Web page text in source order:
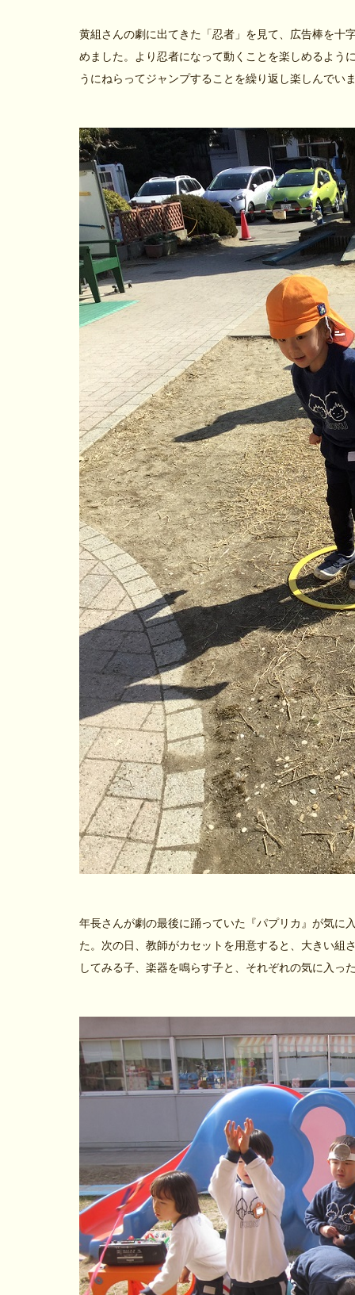
黄組さんの劇に出てきた「忍者」を見て、広告棒を十
めました。より忍者になって動くことを楽しめるよう
うにねらってジャンプすることを繰り返し楽しんでい
年長さんが劇の最後に踊っていた『パプリカ』が気に
た。次の日、教師がカセットを用意すると、大きい組
してみる子、楽器を鳴らす子と、それぞれの気に入っ